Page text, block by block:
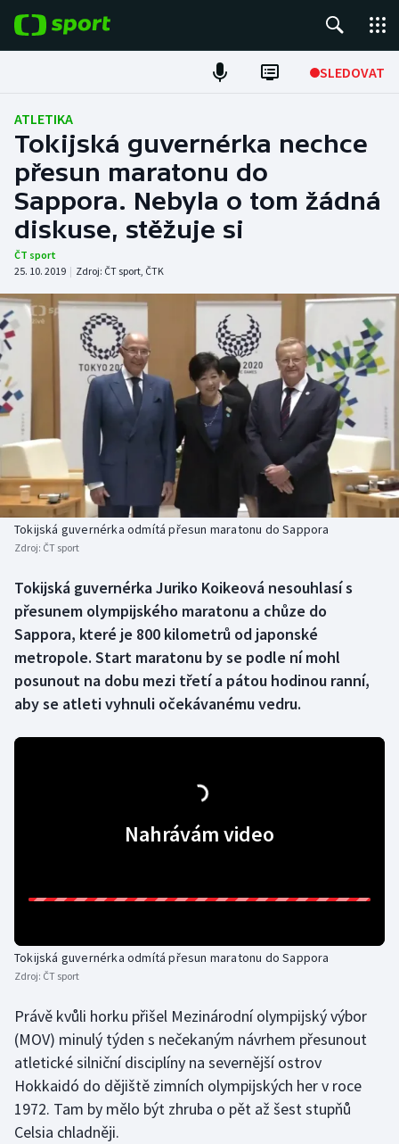
SLEDOVAT
Fotbal
Hokej
Tenis
Atletika
DALŠÍ SPORTY
Americký fotbal
Baseball a softbal
Basketbal
Biatlon
Boby a skeleton
Box
Dostihy
Florbal
Judo
Krasobruslení
Lezení
Lyže a snowboard
Moderní pětiboj
NEPŘEHLÉDNĚTE
Historické návraty
Aplikace ČT sport
AZ kvíz
ATLETIKA
Tokijská guvernérka nechce
přesun maratonu do
Sappora. Nebyla o tom žádná
diskuse, stěžuje si
ČT sport
25. 10. 2019 | Zdroj: ČT sport, ČTK
Tokijská guvernérka odmítá přesun maratonu do Sappora
Zdroj: ČT sport
Tokijská guvernérka Juriko Koikeová nesouhlasí s
přesunem olympijského maratonu a chůze do
Sappora, které je 800 kilometrů od japonské
metropole. Start maratonu by se podle ní mohl
posunout na dobu mezi třetí a pátou hodinou ranní,
aby se atleti vyhnuli očekávanému vedru.
Nahrávám video
Tokijská guvernérka odmítá přesun maratonu do Sappora
Zdroj: ČT sport
Právě kvůli horku přišel Mezinárodní olympijský výbor
(MOV) minulý týden s nečekaným návrhem přesunout
atletické silniční disciplíny na severnější ostrov
Hokkaidó do dějiště zimních olympijských her v roce
1972. Tam by mělo být zhruba o pět až šest stupňů
Celsia chladněji.